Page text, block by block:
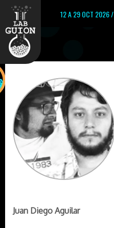
12 A 29 OCT 2026 /
Juan Diego Aguilar